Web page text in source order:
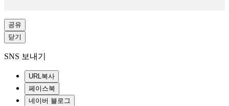
공유
닫기
SNS 보내기
URL복사
페이스북
네이버 블로그